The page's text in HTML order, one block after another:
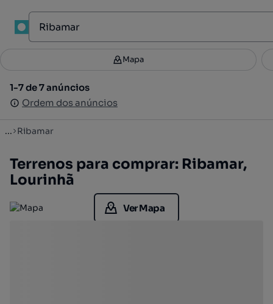
Filtros 2
1-7 de 7 anúncios
Ordem dos anúncios
Mapa
1-7 de 7 anúncios
Ordem dos anúncios
... Ribamar
Terrenos para comprar: Ribamar,
Lourinhã
Ver Mapa